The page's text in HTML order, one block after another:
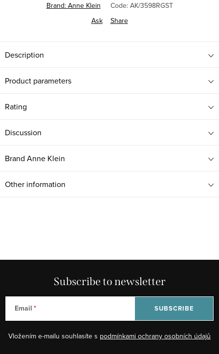
Brand: Anne Klein Code: AK/3598RGST
Ask
Share
Description
Product parameters
Rating
Discussion
Brand Anne Klein
Other information
Subscribe to newsletter
Email
Vložením e-mailu souhlasíte s podmínkami ochrany osobních údajů
SUBSCRIBE